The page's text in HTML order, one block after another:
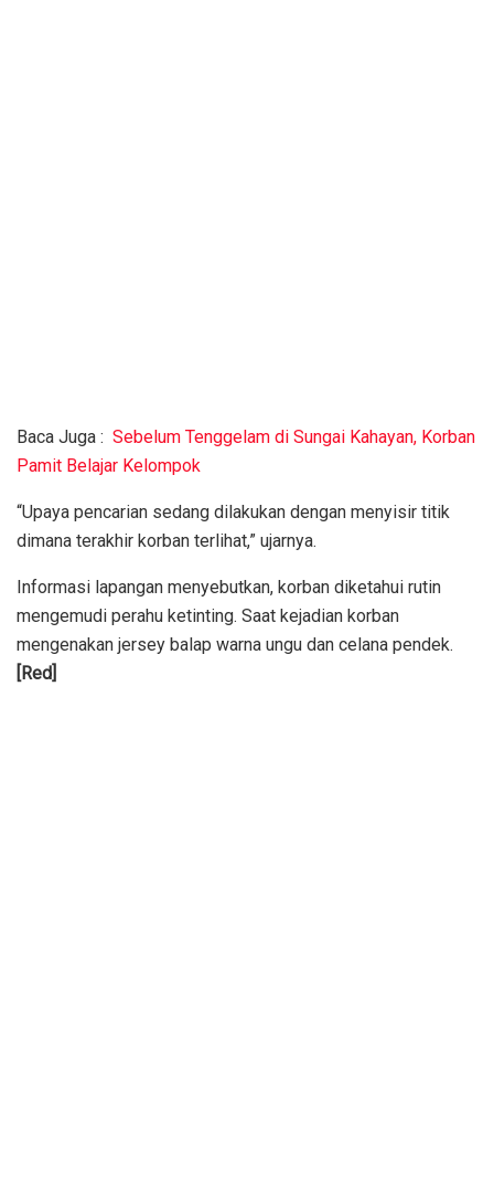
Baca Juga : Sebelum Tenggelam di Sungai Kahayan, Korban
Pamit Belajar Kelompok
“Upaya pencarian sedang dilakukan dengan menyisir titik
dimana terakhir korban terlihat,” ujarnya.
Informasi lapangan menyebutkan, korban diketahui rutin
mengemudi perahu ketinting. Saat kejadian korban
mengenakan jersey balap warna ungu dan celana pendek.
[Red]